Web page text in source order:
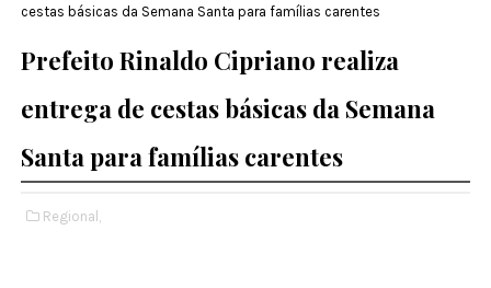
cestas básicas da Semana Santa para famílias carentes
Prefeito Rinaldo Cipriano realiza
entrega de cestas básicas da Semana
Santa para famílias carentes
Regional,